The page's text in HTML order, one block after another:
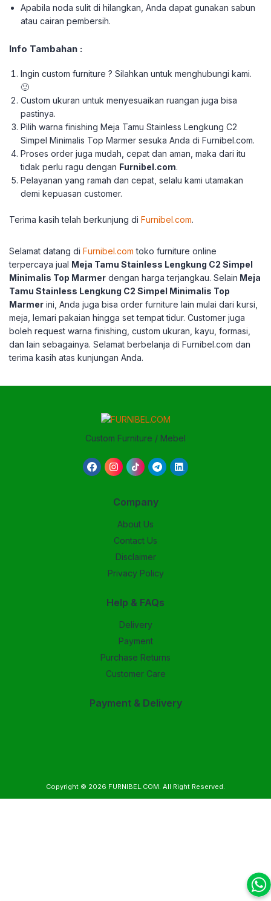
Apabila noda sulit di hilangkan, Anda dapat gunakan sabun
atau cairan pembersih.
Info Tambahan :
Ingin custom furniture ? Silahkan untuk menghubungi kami.
🙂
Custom ukuran untuk menyesuaikan ruangan juga bisa
pastinya.
Pilih warna finishing Meja Tamu Stainless Lengkung C2
Simpel Minimalis Top Marmer sesuka Anda di Furnibel.com.
Proses order juga mudah, cepat dan aman, maka dari itu
tidak perlu ragu dengan Furnibel.com.
Pelayanan yang ramah dan cepat, selalu kami utamakan
demi kepuasan customer.
Terima kasih telah berkunjung di Furnibel.com.
Selamat datang di Furnibel.com toko furniture online
terpercaya jual Meja Tamu Stainless Lengkung C2 Simpel
Minimalis Top Marmer dengan harga terjangkau. Selain Meja
Tamu Stainless Lengkung C2 Simpel Minimalis Top
Marmer ini, Anda juga bisa order furniture lain mulai dari kursi,
meja, lemari pakaian hingga set tempat tidur. Customer juga
boleh request warna finishing, custom ukuran, kayu, formasi,
dan lain sebagainya. Selamat berbelanja di Furnibel.com dan
terima kasih atas kunjungan Anda.
Custom Furniture / Mebel
Company
About Us
Contact Us
Disclaimer
Privacy Policy
Help & FAQs
Delivery
Payment
Purchase Returns
Customer Care
Payment & Delivery
Copyright © 2026 FURNIBEL.COM. All Right Reserved.